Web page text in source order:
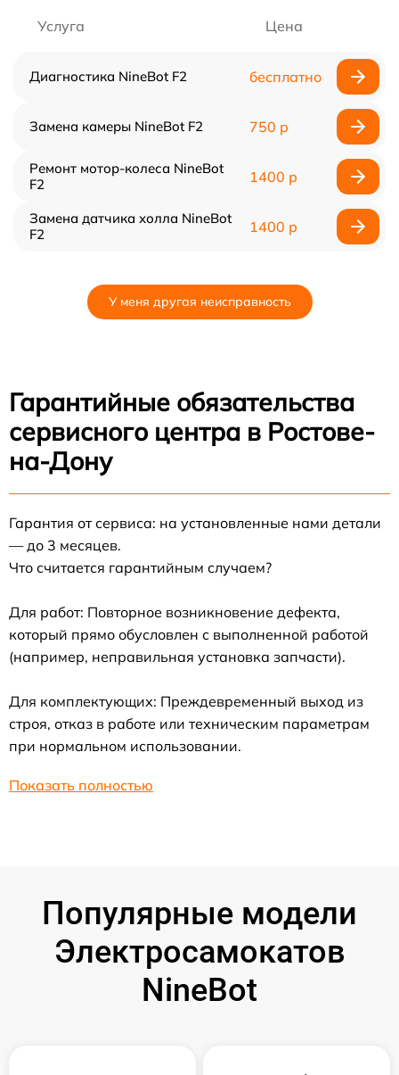
Услуга Цена
Диагностика NineBot F2 бесплатно
Замена камеры NineBot F2 750 р
Ремонт мотор-колеса NineBot
F2
1400 р
Замена датчика холла NineBot
F2
1400 р
У меня другая неисправность
Гарантийные обязательства
сервисного центра в Ростове-
на-Дону
Гарантия от сервиса: на установленные нами детали
— до 3 месяцев.
Что считается гарантийным случаем?
Для работ: Повторное возникновение дефекта,
который прямо обусловлен с выполненной работой
(например, неправильная установка запчасти).
Для комплектующих: Преждевременный выход из
строя, отказ в работе или техническим параметрам
при нормальном использовании.
Показать полностью
Популярные модели
Электросамокатов
NineBot